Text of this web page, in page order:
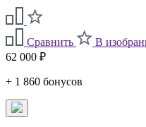
Сравнить
В
62 000 ₽
+ 1 860 бонусов